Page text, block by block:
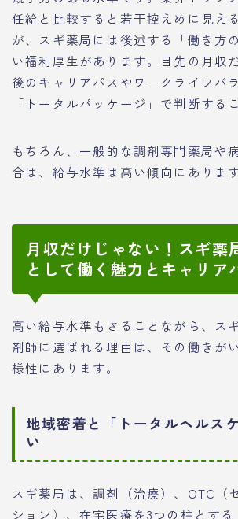
任給と比較すると若干控えめに見え
が、スギ薬局には後述する「働き方
い福利厚生があります。目先の月収
後のキャリアパスやワークライフバ
「トータルパッケージ」で判断する
もちろん、一般的な調剤専門薬局や
合は、給与水準は高い傾向にあります
月収だけじゃない！スギ薬
として働く魅力とキャリア
高い給与水準もさることながら、ス
剤師に選ばれる理由は、その働きが
様性にあります。
地域密着と「トータルヘルス
い
スギ薬局は、調剤（治療）、OTC（
ション）、在宅医療を3つの柱とす